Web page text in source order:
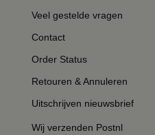
Veel gestelde vragen
Contact
Order Status
Retouren & Annuleren
Uitschrijven nieuwsbrief
Wij verzenden Postnl